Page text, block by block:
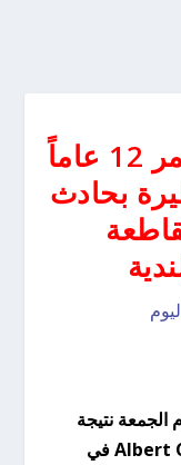
وفاة طفل يبلغ من العمر 12 عاماً
بحادث
12 عامًا اليوم الجمعة نتيجة
حادث بألعاب نارية بمنطقة Albert Cuyplaan في